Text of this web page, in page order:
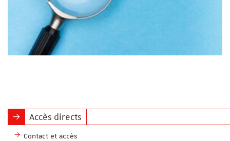
Accès directs
Contact et accès